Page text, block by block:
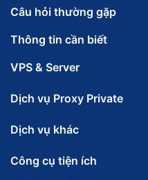
Câu hỏi thường gặp
Thông tin cần biết
VPS & Server
Dịch vụ Proxy Private
Dịch vụ khác
Công cụ tiện ích